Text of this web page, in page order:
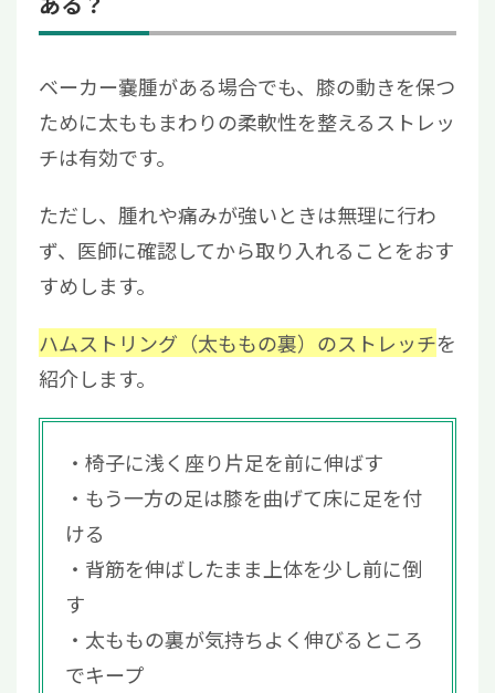
ベーカー嚢腫がある場合でも、膝の動きを保つ
ために太ももまわりの柔軟性を整えるストレッ
チは有効です。
ただし、腫れや痛みが強いときは無理に行わ
ず、医師に確認してから取り入れることをおす
すめします。
ハムストリング（太ももの裏）のストレッチを
紹介します。
椅子に浅く座り片足を前に伸ばす
もう一方の足は膝を曲げて床に足を付
ける
背筋を伸ばしたまま上体を少し前に倒
す
太ももの裏が気持ちよく伸びるところ
でキープ